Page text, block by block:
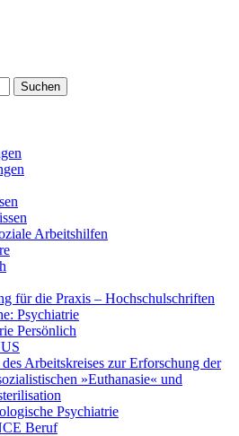
Suchen
Arbeitshilfen
für die Praxis – Hochschulschriften
Psychiatrie
Persönlich
Arbeitskreises zur Erforschung der
»Euthanasie« und
Psychiatrie
Beruf